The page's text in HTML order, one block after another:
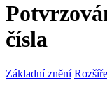
čísla
Základní znění